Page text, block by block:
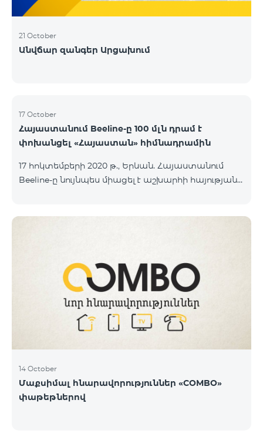
21 October
Անվճար զանգեր Արցախում
17 October
Հայաստանում Beeline-ը 100 մլն դրամ է
փոխանցել «Հայաստան» հիմնադրամին
17 հոկտեմբերի 2020 թ., Երևան. Հայաստանում
Beeline-ը նույնպես միացել է աշխարհի հայության
օգտվել «BeeFree 1900» փաթեթից և իջեցրել է
ռոումինգի արժեքն Արցախում մինչև 5 դրամ։
«Պատերազմի առաջին իսկ օրվանից մենք՝
որպես կապի օպերատոր և որպես
հայաստանցիներ, փորձում ենք մաքսիմալ
14 October
Մաքսիմալ հնարավորություններ «COMBO»
փաթեթներով